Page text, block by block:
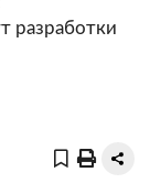
разработки